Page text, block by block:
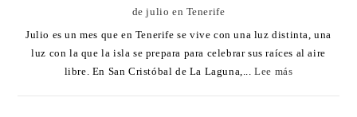
de julio en Tenerife
Julio es un mes que en Tenerife se vive con una luz distinta, una
luz con la que la isla se prepara para celebrar sus raíces al aire
libre. En San Cristóbal de La Laguna,...Lee más